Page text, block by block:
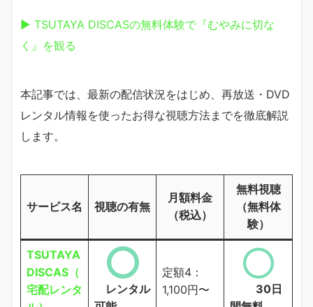
▶ TSUTAYA DISCASの無料体験で『むやみに切な
く』を観る
本記事では、最新の配信状況をはじめ、再放送・DVD
レンタル情報を使ったお得な視聴方法までを徹底解説
します。
サービス名 視聴の有無
月額料金
（税込）
無料視聴
（無料体
験）
TSUTAYA
DISCAS（
宅配レンタ
レンタル
定額4：
1,100円〜
30日